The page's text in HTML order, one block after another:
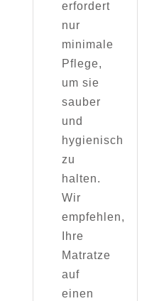
erfordert
nur
minimale
Pflege,
um sie
sauber
und
hygienisch
zu
halten.
Wir
empfehlen,
Ihre
Matratze
auf
einen